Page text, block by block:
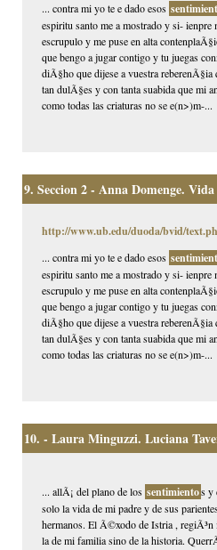
... contra mi yo te e dado esos
espiritu santo me a mostrado y si-
escrupulo y me puse en alta
que bengo a jugar contigo y tu juegas
diÃ§ho que dijese a vuestra
tan dulÃ§es y con tanta suabida que mi
como todas las criaturas no se e(n>)m-...
9. Seccion 2 - Anna Domenge.
http://www.ub.edu/duoda/bvid/
... contra mi yo te e dado esos
espiritu santo me a mostrado y si-
escrupulo y me puse en alta
que bengo a jugar contigo y tu juegas
diÃ§ho que dijese a vuestra
tan dulÃ§es y con tanta suabida que mi
como todas las criaturas no se e(n>)m-...
10. - Laura Minguzzi. Luciana
... allÃ¡ del plano de los sentimientos y
solo la vida de mi padre y de sus
hermanos. El Ã©xodo de Istria , regiÃ³n
la de mi familia sino de la historia.